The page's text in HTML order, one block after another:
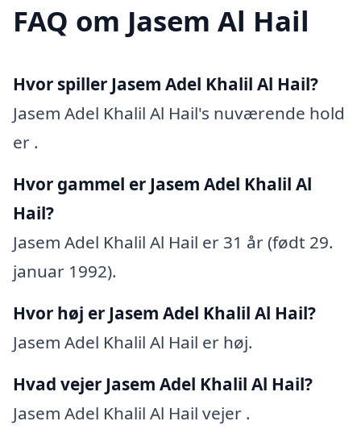
FAQ om Jasem Al Hail
Hvor spiller Jasem Adel Khalil Al Hail?
Jasem Adel Khalil Al Hail's nuværende hold
er .
Hvor gammel er Jasem Adel Khalil Al
Hail?
Jasem Adel Khalil Al Hail er 31 år (født 29.
januar 1992).
Hvor høj er Jasem Adel Khalil Al Hail?
Jasem Adel Khalil Al Hail er høj.
Hvad vejer Jasem Adel Khalil Al Hail?
Jasem Adel Khalil Al Hail vejer .